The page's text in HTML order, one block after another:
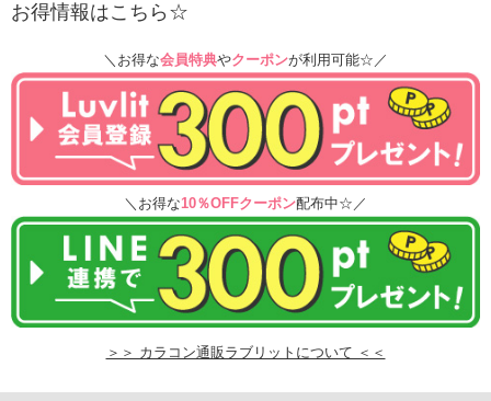
お得情報はこちら☆
＼お得な会員特典やクーポンが利用可能☆／
＼お得な10％OFFクーポン配布中☆／
＞＞ カラコン通販ラブリットについて ＜＜